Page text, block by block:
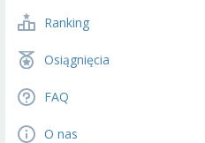
Ranking
Osiągnięcia
FAQ
O nas